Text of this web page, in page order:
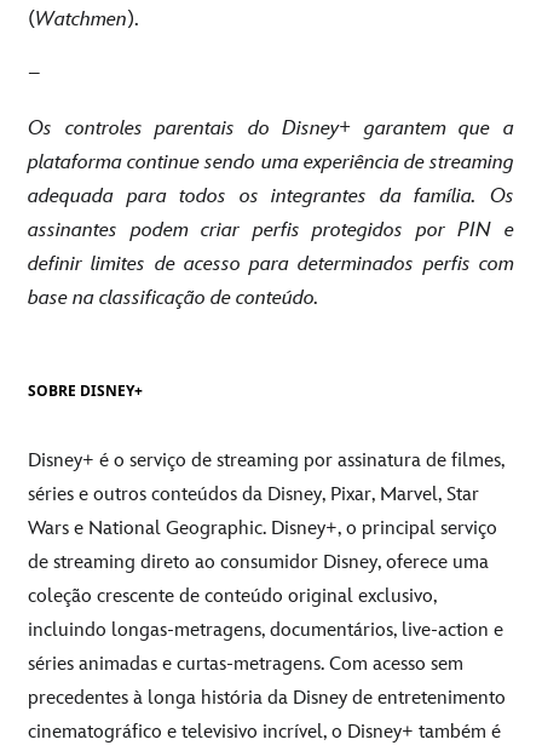
(Watchmen).
–
Os controles parentais do Disney+ garantem que a
plataforma continue sendo uma experiência de streaming
adequada para todos os integrantes da família. Os
assinantes podem criar perfis protegidos por PIN e
definir limites de acesso para determinados perfis com
base na classificação de conteúdo.
SOBRE DISNEY+
Disney+ é o serviço de streaming por assinatura de filmes,
séries e outros conteúdos da Disney, Pixar, Marvel, Star
Wars e National Geographic. Disney+, o principal serviço
de streaming direto ao consumidor Disney, oferece uma
coleção crescente de conteúdo original exclusivo,
incluindo longas-metragens, documentários, live-action e
séries animadas e curtas-metragens. Com acesso sem
precedentes à longa história da Disney de entretenimento
cinematográfico e televisivo incrível, o Disney+ também é